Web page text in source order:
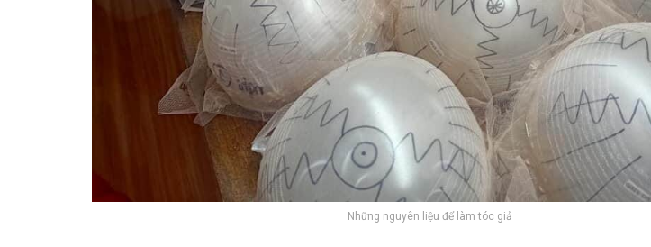
Những nguyên liệu để làm tóc giả